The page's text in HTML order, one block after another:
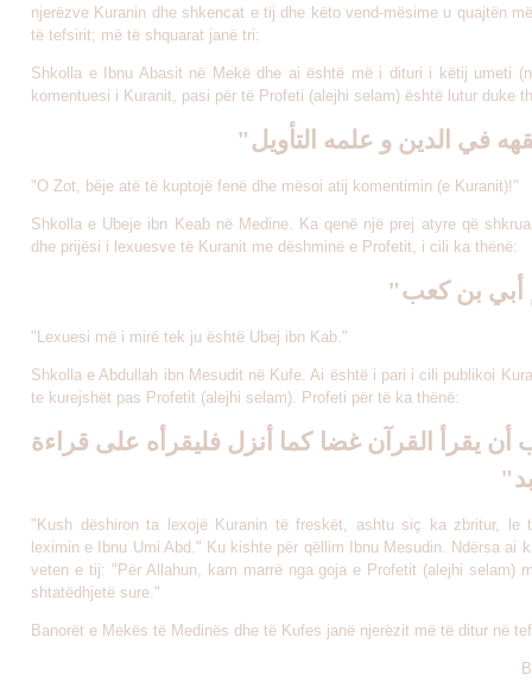
njerëzve Kuranin dhe shkencat e tij dhe këto vend-mësime u quajtën
të tefsirit; më të shquarat janë tri:
Shkolla e Ibnu Abasit në Mekë dhe ai është më i dituri i këtij umeti
komentuesi i Kuranit, pasi për të Profeti (alejhi selam) është lutur duke
في الدين و علمه التأويل"
"O Zot, bëje atë të kuptojë fenë dhe mësoi atij komentimin (e Kuranit)!"
Shkolla e Ubeje ibn Keab në Medine. Ka qenë një prej atyre që
dhe prijësi i lexuesve të Kuranit me dëshminë e Profetit, i cili ka thënë:
أبي بن كعب"
"Lexuesi më i mirë tek ju është Ubej ibn Kab."
Shkolla e Abdullah ibn Mesudit në Kufe. Ai është i pari i cili publikoi
te kurejshët pas Profetit (alejhi selam). Profeti për të ka thënë:
يقرأ القرآن غضا كما أنزل فليقرأه على قراءة
"Kush dëshiron ta lexojë Kuranin të freskët, ashtu siç ka zbritur, le
leximin e Ibnu Umi Abd." Ku kishte për qëllim Ibnu Mesudin. Ndërsa ai
veten e tij: "Për Allahun, kam marrë nga goja e Profetit (alejhi selam)
shtatëdhjetë sure."
Banorët e Mekës të Medinës dhe të Kufes janë njerëzit më të ditur në